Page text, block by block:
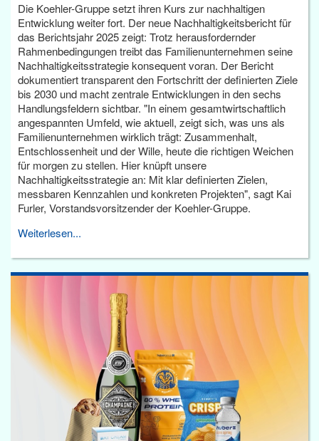
Die Koehler-Gruppe setzt ihren Kurs zur nachhaltigen
Entwicklung weiter fort. Der neue Nachhaltigkeitsbericht für
das Berichtsjahr 2025 zeigt: Trotz herausfordernder
Rahmenbedingungen treibt das Familienunternehmen seine
Nachhaltigkeitsstrategie konsequent voran. Der Bericht
dokumentiert transparent den Fortschritt der definierten Ziele
bis 2030 und macht zentrale Entwicklungen in den sechs
Handlungsfeldern sichtbar. "In einem gesamtwirtschaftlich
angespannten Umfeld, wie aktuell, zeigt sich, was uns als
Familienunternehmen wirklich trägt: Zusammenhalt,
Entschlossenheit und der Wille, heute die richtigen Weichen
für morgen zu stellen. Hier knüpft unsere
Nachhaltigkeitsstrategie an: Mit klar definierten Zielen,
messbaren Kennzahlen und konkreten Projekten", sagt Kai
Furler, Vorstandsvorsitzender der Koehler-Gruppe.
Weiterlesen...